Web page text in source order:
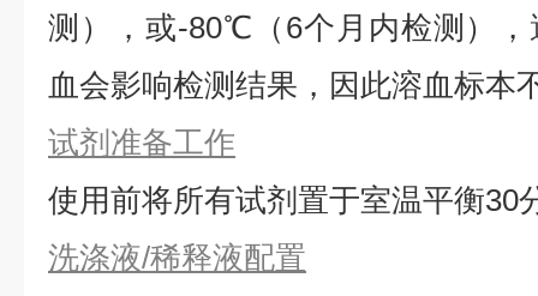
测），或-80℃（6个月内检测）
血会影响检测结果，因此溶血标本
试剂准备工作
使用前将所有试剂置于室温平衡30
洗涤液/稀释液配置